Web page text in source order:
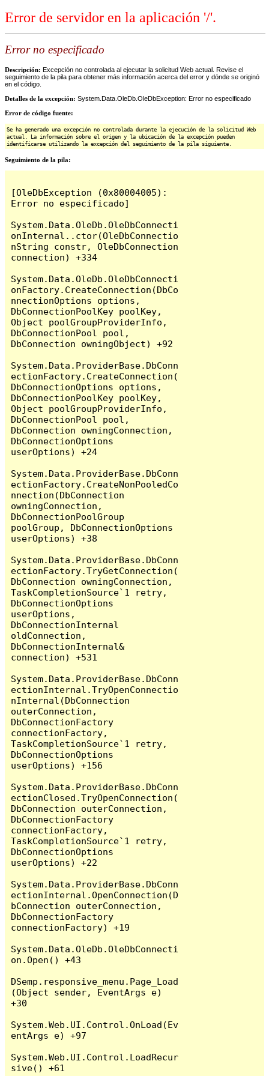
Error de servidor en la aplicación '/'.
Error no especificado
Descripción: Excepción no controlada al ejecutar la solicitud Web actual. Revise el
seguimiento de la pila para obtener más información acerca del error y dónde se originó
en el código.
Detalles de la excepción: System.Data.OleDb.OleDbException: Error no especificado
Error de código fuente:
Se ha generado una excepción no controlada durante la ejecución de la solicitud Web
actual. La información sobre el origen y la ubicación de la excepción pueden
identificarse utilizando la excepción del seguimiento de la pila siguiente.
Seguimiento de la pila:
[OleDbException (0x80004005):
Error no especificado]
System.Data.OleDb.OleDbConnecti
onInternal..ctor(OleDbConnectio
nString constr, OleDbConnection
connection) +334
System.Data.OleDb.OleDbConnecti
onFactory.CreateConnection(DbCo
nnectionOptions options,
DbConnectionPoolKey poolKey,
Object poolGroupProviderInfo,
DbConnectionPool pool,
DbConnection owningObject) +92
System.Data.ProviderBase.DbConn
ectionFactory.CreateConnection(
DbConnectionOptions options,
DbConnectionPoolKey poolKey,
Object poolGroupProviderInfo,
DbConnectionPool pool,
DbConnection owningConnection,
DbConnectionOptions
userOptions) +24
System.Data.ProviderBase.DbConn
ectionFactory.CreateNonPooledCo
nnection(DbConnection
owningConnection,
DbConnectionPoolGroup
poolGroup, DbConnectionOptions
userOptions) +38
System.Data.ProviderBase.DbConn
ectionFactory.TryGetConnection(
DbConnection owningConnection,
TaskCompletionSource`1 retry,
DbConnectionOptions
userOptions,
DbConnectionInternal
oldConnection,
DbConnectionInternal&
connection) +531
System.Data.ProviderBase.DbConn
ectionInternal.TryOpenConnectio
nInternal(DbConnection
outerConnection,
DbConnectionFactory
connectionFactory,
TaskCompletionSource`1 retry,
DbConnectionOptions
userOptions) +156
System.Data.ProviderBase.DbConn
ectionClosed.TryOpenConnection(
DbConnection outerConnection,
DbConnectionFactory
connectionFactory,
TaskCompletionSource`1 retry,
DbConnectionOptions
userOptions) +22
System.Data.ProviderBase.DbConn
ectionInternal.OpenConnection(D
bConnection outerConnection,
DbConnectionFactory
connectionFactory) +19
System.Data.OleDb.OleDbConnecti
on.Open() +43
DSemp.responsive_menu.Page_Load
(Object sender, EventArgs e)
+30
System.Web.UI.Control.OnLoad(Ev
entArgs e) +97
System.Web.UI.Control.LoadRecur
sive() +61